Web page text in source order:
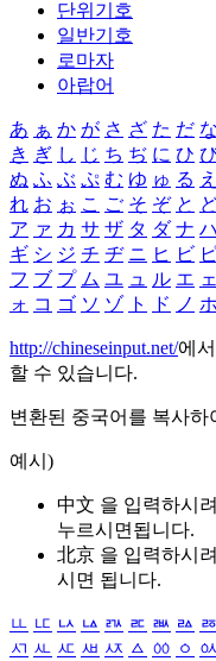
단위기호
일반기호
로마자
아랍어
あ ぁ か が さ ざ た だ な
き ぎ し じ ち ぢ に ひ
ぬ ふ ぶ ぷ む ゆ ゅ る え
れ お ぉ こ ご そ ぞ と
ア ァ カ サ ザ タ ダ ナ ハ
ギ シ ジ チ ヂ ニ ヒ ビ
フ ブ プ ム ユ ュ ル エ ェ
ォ コ ゴ ソ ゾ ト ド ノ ホ
http://chineseinput.net/에
할 수 있습니다.
변환된 중국어를 복사하
예시)
中文 을 입력하시
누르시면됩니다.
北京 을 입력하시
시면 됩니다.
ㅥ ㅦ ㅧ ㅨ ㅩ ㅪ ㅫ ㅬ ㅭ
ㅺ ㅻ ㅼ ㅽ ㅾ ㅿ ㆀ ㆁ ㆂ